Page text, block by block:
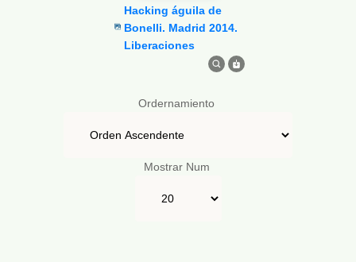
Hacking águila de
Bonelli. Madrid 2014.
Liberaciones
Ordernamiento
Mostrar Num